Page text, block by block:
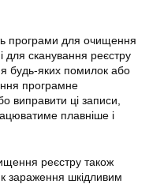
програми для очищення
для сканування реєстру
будь-яких помилок або
програмне
виправити ці записи,
плавніше і
реєстру також
зараження шкідливим